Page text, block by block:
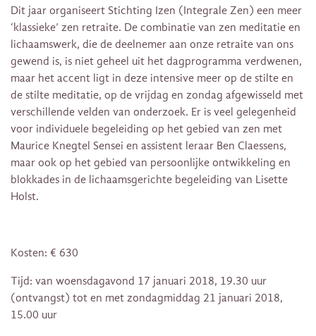
Dit jaar organiseert Stichting Izen (Integrale Zen) een meer
‘klassieke’ zen retraite. De combinatie van zen meditatie en
lichaamswerk, die de deelnemer aan onze retraite van ons
gewend is, is niet geheel uit het dagprogramma verdwenen,
maar het accent ligt in deze intensive meer op de stilte en
de stilte meditatie, op de vrijdag en zondag afgewisseld met
verschillende velden van onderzoek. Er is veel gelegenheid
voor individuele begeleiding op het gebied van zen met
Maurice Knegtel Sensei en assistent leraar Ben Claessens,
maar ook op het gebied van persoonlijke ontwikkeling en
blokkades in de lichaamsgerichte begeleiding van Lisette
Holst.
Kosten: € 630
Tijd: van woensdagavond 17 januari 2018, 19.30 uur
(ontvangst) tot en met zondagmiddag 21 januari 2018,
15.00 uur